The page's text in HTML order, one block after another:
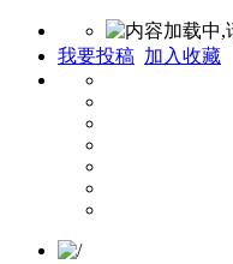
我要投稿 加入收藏